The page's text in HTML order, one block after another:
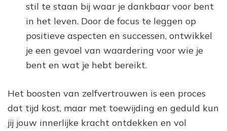
stil te staan ​​bij waar je dankbaar voor bent
in het leven. Door de focus te leggen op
positieve aspecten en successen, ontwikkel
je een gevoel van waardering voor wie je
bent en wat je hebt bereikt.
Het boosten van zelfvertrouwen is een proces
dat tijd kost, maar met toewijding en geduld kun
jij jouw innerlijke kracht ontdekken en vol